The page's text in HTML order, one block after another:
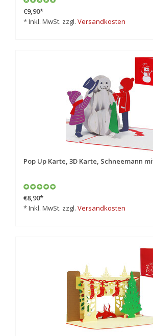
€9,90*
* Inkl. MwSt. zzgl. Versandkosten
Pop Up Karte, 3D Karte, Schneemann
€8,90*
* Inkl. MwSt. zzgl. Versandkosten